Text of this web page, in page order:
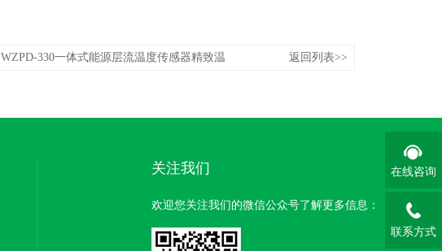
WZPD-330一体式能源层流温度传感器精致温
返回列表>>
关注我们
欢迎您关注我们的微信公众号了解更多信息：
在线咨询
联系方式